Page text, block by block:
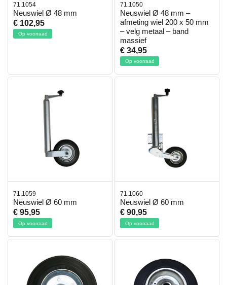
71.1054
Neuswiel Ø 48 mm
€ 102,95
Op voorraad
71.1050
Neuswiel Ø 48 mm –
afmeting wiel 200 x 50 mm
– velg metaal – band
massief
€ 34,95
Op voorraad
71.1059
Neuswiel Ø 60 mm
€ 95,95
Op voorraad
71.1060
Neuswiel Ø 60 mm
€ 90,95
Op voorraad